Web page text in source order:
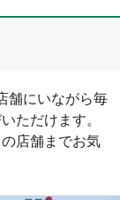
舗にいながら毎
ただけます。
店舗までお気